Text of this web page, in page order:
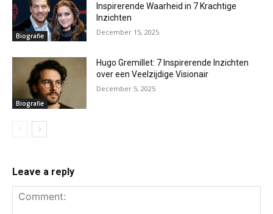
Biografie
Inspirerende Waarheid in 7 Krachtige
Inzichten
December 15, 2025
Biografie
Hugo Gremillet: 7 Inspirerende Inzichten
over een Veelzijdige Visionair
December 5, 2025
Leave a reply